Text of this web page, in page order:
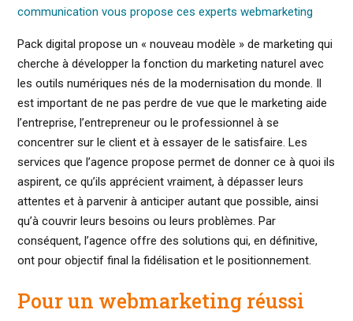
communication vous propose ces experts webmarketing
Pack digital propose un « nouveau modèle » de marketing qui
cherche à développer la fonction du marketing naturel avec
les outils numériques nés de la modernisation du monde. Il
est important de ne pas perdre de vue que le marketing aide
l’entreprise, l’entrepreneur ou le professionnel à se
concentrer sur le client et à essayer de le satisfaire. Les
services que l’agence propose permet de donner ce à quoi ils
aspirent, ce qu’ils apprécient vraiment, à dépasser leurs
attentes et à parvenir à anticiper autant que possible, ainsi
qu’à couvrir leurs besoins ou leurs problèmes. Par
conséquent, l’agence offre des solutions qui, en définitive,
ont pour objectif final la fidélisation et le positionnement.
Pour un webmarketing réussi